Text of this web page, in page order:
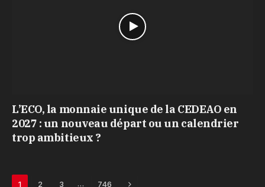
L’ECO, la monnaie unique de la CEDEAO en
2027 : un nouveau départ ou un calendrier
trop ambitieux ?
1 2 3 … 746 Next